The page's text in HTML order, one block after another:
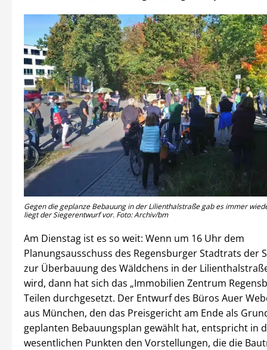
Gegen die geplanze Bebauung in der Lilienthalstraße gab es immer
liegt der Siegerentwurf vor. Foto: Archiv/bm
Am Dienstag ist es so weit: Wenn um 16 Uhr dem
Planungsausschuss des Regensburger Stadtrats der
zur Überbauung des Wäldchens in der
wird, dann hat sich das „Immobilien Zentrum
Teilen durchgesetzt. Der Entwurf des Büros Auer
aus München, den das Preisgericht am Ende als
geplanten Bebauungsplan gewählt hat, entspricht in
wesentlichen Punkten den Vorstellungen, die die